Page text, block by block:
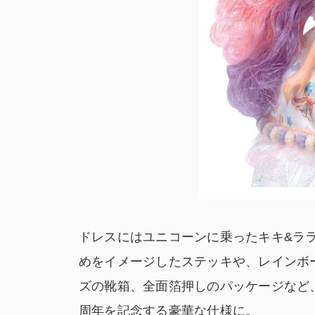
ドレスにはユニコーンに乗ったキキ&
めをイメージしたステッキや、レイン
ズの靴箱、全面箔押しのパッケージな
周年を記念する豪華な仕様に。